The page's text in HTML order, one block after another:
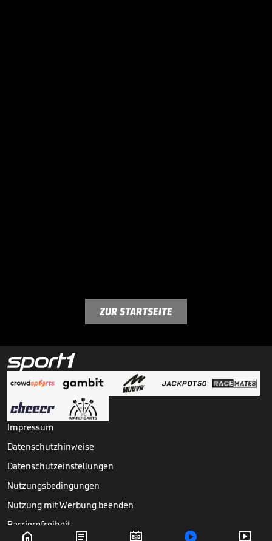
    
ZUR STARTSEITE
Impressum
Datenschutzhinweise
Datenschutzeinstellungen
Nutzungsbedingungen
Nutzung mit Werbung beenden
Barrierefreiheit